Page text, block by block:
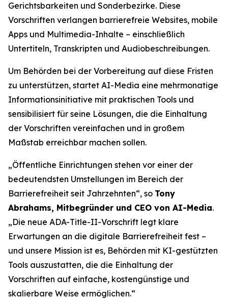
Gerichtsbarkeiten und Sonderbezirke. Diese
Vorschriften verlangen barrierefreie Websites, mobile
Apps und Multimedia-Inhalte – einschließlich
Untertiteln, Transkripten und Audiobeschreibungen.
Um Behörden bei der Vorbereitung auf diese Fristen
zu unterstützen, startet AI-Media eine mehrmonatige
Informationsinitiative mit praktischen Tools und
sensibilisiert für seine Lösungen, die die Einhaltung
der Vorschriften vereinfachen und in großem
Maßstab erreichbar machen sollen.
„Öffentliche Einrichtungen stehen vor einer der
bedeutendsten Umstellungen im Bereich der
Barrierefreiheit seit Jahrzehnten“, so Tony
Abrahams, Mitbegründer und CEO von AI-Media.
„Die neue ADA-Title-II-Vorschrift legt klare
Erwartungen an die digitale Barrierefreiheit fest –
und unsere Mission ist es, Behörden mit KI-gestützten
Tools auszustatten, die die Einhaltung der
Vorschriften auf einfache, kostengünstige und
skalierbare Weise ermöglichen.“